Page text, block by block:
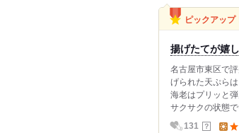
ピックアップ
揚げたてが嬉
名古屋市東区で
げられた天ぷら
海老はプリッと
サクサクの状態
131 ？